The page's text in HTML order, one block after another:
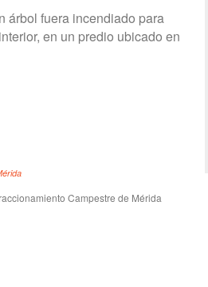
árbol fuera incendiado para
en un predio ubicado en
Campestre de Mérida